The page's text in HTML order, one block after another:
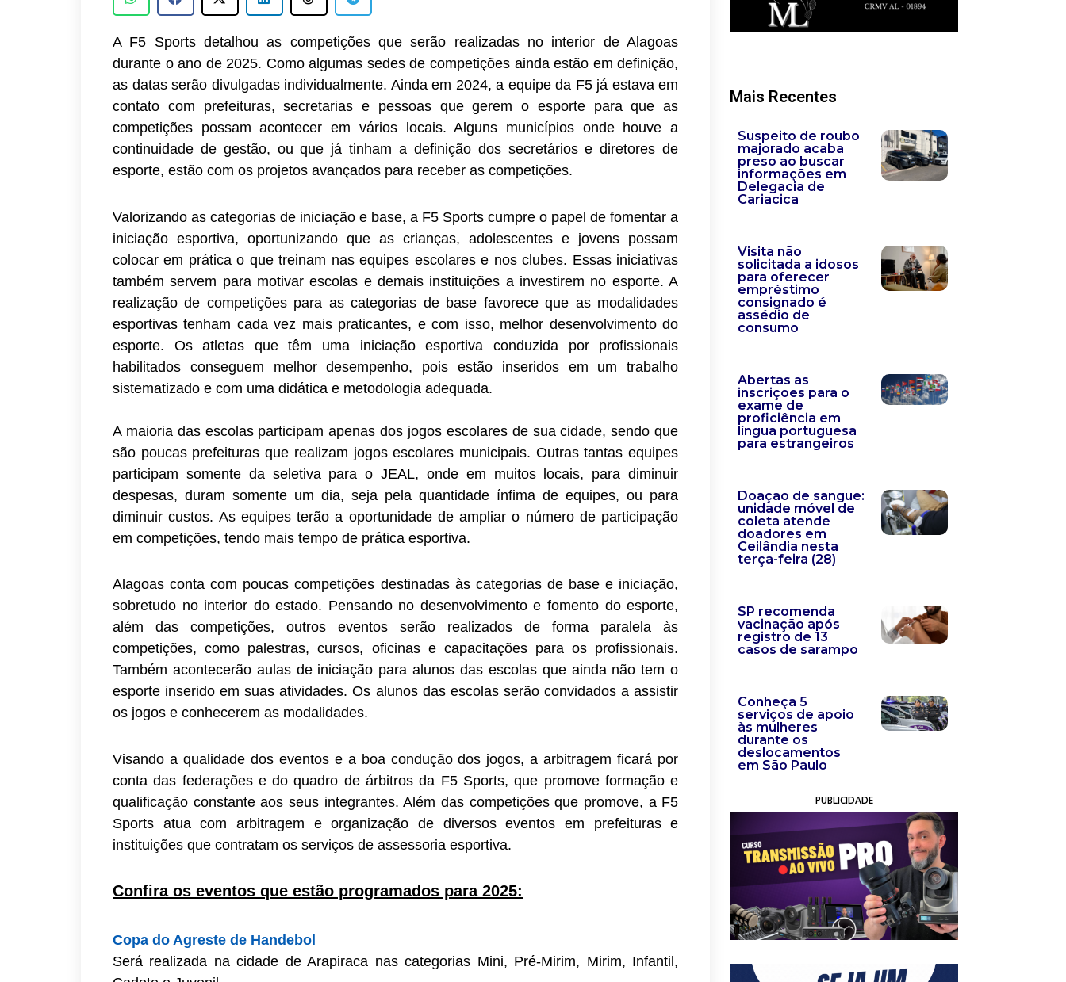
A F5 Sports detalhou as competições que serão realizadas no interior de Alagoas
durante o ano de 2025. Como algumas sedes de competições ainda estão em definição,
as datas serão divulgadas individualmente. Ainda em 2024, a equipe da F5 já estava em
contato com prefeituras, secretarias e pessoas que gerem o esporte para que as
competições possam acontecer em vários locais. Alguns municípios onde houve a
continuidade de gestão, ou que já tinham a definição dos secretários e diretores de
esporte, estão com os projetos avançados para receber as competições.
Valorizando as categorias de iniciação e base, a F5 Sports cumpre o papel de fomentar a
iniciação esportiva, oportunizando que as crianças, adolescentes e jovens possam
colocar em prática o que treinam nas equipes escolares e nos clubes. Essas iniciativas
também servem para motivar escolas e demais instituições a investirem no esporte. A
realização de competições para as categorias de base favorece que as modalidades
esportivas tenham cada vez mais praticantes, e com isso, melhor desenvolvimento do
esporte. Os atletas que têm uma iniciação esportiva conduzida por profissionais
habilitados conseguem melhor desempenho, pois estão inseridos em um trabalho
sistematizado e com uma didática e metodologia adequada.
A maioria das escolas participam apenas dos jogos escolares de sua cidade, sendo que
são poucas prefeituras que realizam jogos escolares municipais. Outras tantas equipes
participam somente da seletiva para o JEAL, onde em muitos locais, para diminuir
despesas, duram somente um dia, seja pela quantidade ínfima de equipes, ou para
diminuir custos. As equipes terão a oportunidade de ampliar o número de participação
em competições, tendo mais tempo de prática esportiva.
Alagoas conta com poucas competições destinadas às categorias de base e iniciação,
sobretudo no interior do estado. Pensando no desenvolvimento e fomento do esporte,
além das competições, outros eventos serão realizados de forma paralela às
competições, como palestras, cursos, oficinas e capacitações para os profissionais.
Também acontecerão aulas de iniciação para alunos das escolas que ainda não tem o
esporte inserido em suas atividades. Os alunos das escolas serão convidados a assistir
os jogos e conhecerem as modalidades.
Visando a qualidade dos eventos e a boa condução dos jogos, a arbitragem ficará por
conta das federações e do quadro de árbitros da F5 Sports, que promove formação e
qualificação constante aos seus integrantes. Além das competições que promove, a F5
Sports atua com arbitragem e organização de diversos eventos em prefeituras e
instituições que contratam os serviços de assessoria esportiva.
Confira os eventos que estão programados para 2025:
Copa do Agreste de Handebol
Será realizada na cidade de Arapiraca nas categorias Mini, Pré-Mirim, Mirim, Infantil,
Mais Recentes
Suspeito de roubo
majorado acaba
preso ao buscar
informações em
Delegacia de
Cariacica
Visita não
solicitada a idosos
para oferecer
empréstimo
consignado é
assédio de
consumo
Abertas as
inscrições para o
exame de
proficiência em
língua portuguesa
para estrangeiros
Doação de sangue:
unidade móvel de
coleta atende
doadores em
Ceilândia nesta
terça-feira (28)
SP recomenda
vacinação após
registro de 13
casos de sarampo
Conheça 5
serviços de apoio
às mulheres
durante os
deslocamentos
em São Paulo
PUBLICIDADE